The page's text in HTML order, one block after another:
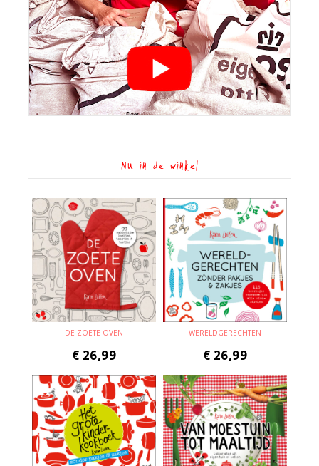
Nu in de winkel
DE ZOETE OVEN
€ 26,99
WERELDGERECHTEN
€ 26,99